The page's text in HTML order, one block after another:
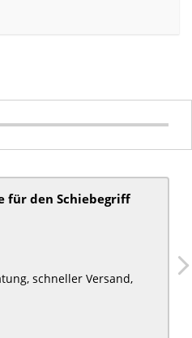
für ​den Schiebegriff
schneller Versand,